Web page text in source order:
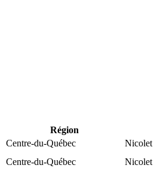
Région
Centre-du-Québec
Nicolet
Centre-du-Québec
Nicolet